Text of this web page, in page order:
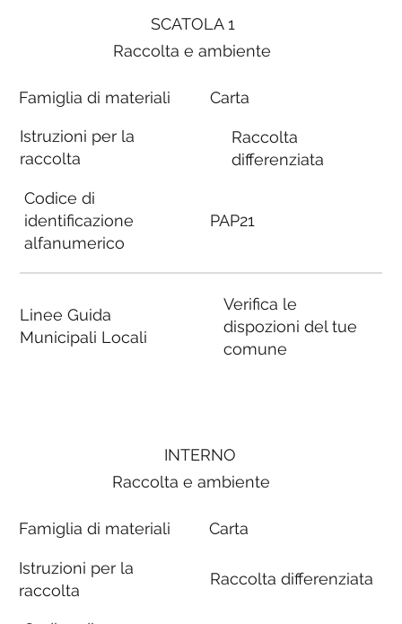
SCATOLA 1
Raccolta e ambiente
Famiglia di materiali
Istruzioni per la
raccolta
Codice di
identificazione
alfanumerico
Linee Guida
Municipali Locali
Carta
Raccolta
differenziata
PAP21
Verifica le
dispozioni del tue
comune
INTERNO
Raccolta e ambiente
Famiglia di materiali
Istruzioni per la
raccolta
Carta
Raccolta differenziata